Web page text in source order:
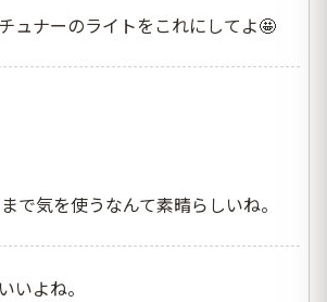
ュナーのライトをこれにしてよ🤩
で気を使うなんて素晴らしいね。
いよね。